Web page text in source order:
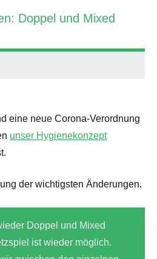
Doppel und Mixed
eine neue Corona-Verordnung
unser Hygienekonzept
der wichtigsten Änderungen.
Doppel und Mixed
ist wieder möglich.